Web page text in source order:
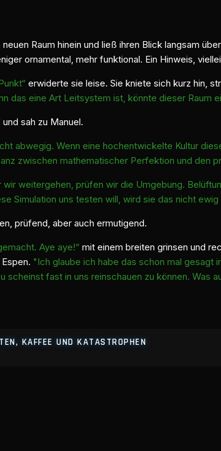
Raum hinein und ließ ihren Blick langsam
ornamental, mehr funktional. Ein Hinweis,
erwiderte sie leise. Sie kniete sich kurz hin,
das eine Art Leitsystem ist, könnte dieser Raum
sah zu Manuel.
abwegig. Wenn eine hochentwickelte Kultur
zwischen mathematischer Perfektion und den
wir weitergehen, prüfen wir die Umgebung.
Simulation uns testen will, wird sie das nicht ewig
prüfend, aber auch ermutigend.
Aye aye!“mit einem breiten grinsen und
"Ich glaube ich habe das schon mal gesagt
scheinst fast in uns reinschauen zu können.
KAFFEE UND KATASTROPHEN